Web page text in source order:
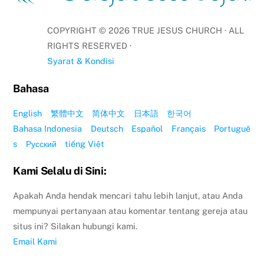
COPYRIGHT © 2026 TRUE JESUS CHURCH · ALL
RIGHTS RESERVED ·
Syarat & Kondisi
Bahasa
English 繁體中文 简体中文 日本語
한국어
Bahasa Indonesia
Deutsch Español Français
Portuguê
s
Русский tiếng Việt
Kami Selalu di Sini:
Apakah Anda hendak mencari tahu lebih lanjut, atau Anda
mempunyai pertanyaan atau komentar tentang gereja atau
situs ini? Silakan hubungi kami.
Email Kami